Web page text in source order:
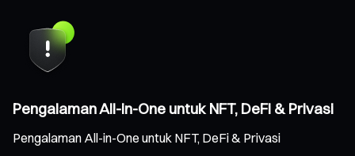
Pengalaman All-in-One untuk NFT, DeFi & Privasi
Pengalaman All-in-One untuk NFT, DeFi & Privasi